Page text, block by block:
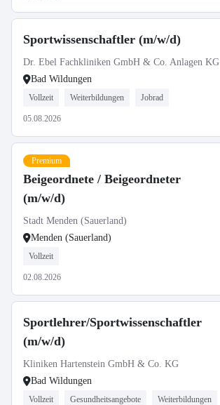
Sportwissenschaftler (m/w/d)
Dr. Ebel Fachkliniken GmbH & Co. Anlagen KG
Bad Wildungen
Vollzeit Weiterbildungen Jobrad
05.08.2026
Premium
Beigeordnete / Beigeordneter
(m/w/d)
Stadt Menden (Sauerland)
Menden (Sauerland)
Vollzeit
02.08.2026
Sportlehrer/Sportwissenschaftler
(m/w/d)
Kliniken Hartenstein GmbH & Co. KG
Bad Wildungen
Vollzeit Gesundheitsangebote Weiterbildungen